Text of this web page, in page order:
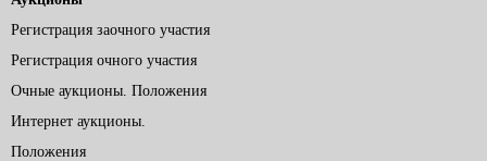
Регистрация заочного участия
Регистрация очного участия
Очные аукционы. Положения
Интернет аукционы.
Положения